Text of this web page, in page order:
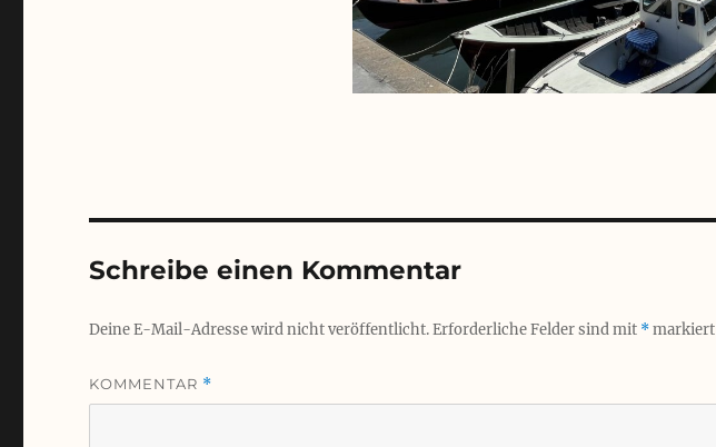
Schreibe einen Kommentar
Deine E-Mail-Adresse wird nicht veröffentlicht.Erforderliche Felder sind mit *markiert
KOMMENTAR *